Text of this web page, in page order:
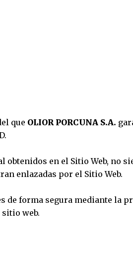
que OLIOR PORCUNA S.A.
en el Sitio Web, no
enlazadas por el Sitio Web.
forma segura mediante la
web.